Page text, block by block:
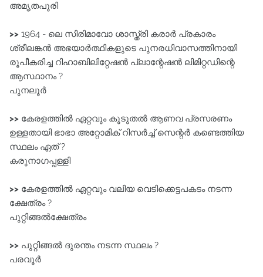
അമൃതപുരി
>> 1964 - ലെ സിരിമാവോ ശാസ്ത്രി കരാർ പ്രകാരം
ശ്രീലങ്കൻ അഭയാർത്ഥികളുടെ പുനരധിവാസത്തിനായി
രൂപീകരിച്ച റിഹാബിലിറ്റേഷൻ പ്ലാന്റേഷൻ ലിമിറ്റഡിന്റെ
ആസ്ഥാനം ?
പുനലൂർ
>> കേരളത്തിൽ ഏറ്റവും കൂടുതൽ ആണവ പ്രസരണം
ഉള്ളതായി ഭാഭാ അറ്റോമിക്‌ റിസർച്ച്‌ സെന്റർ കണ്ടെത്തിയ
സ്ഥലം ഏത് ?
കരുനാഗപ്പള്ളി
>> കേരളത്തിൽ ഏറ്റവും വലിയ വെടിക്കെട്ടപകടം നടന്ന
ക്ഷേത്രം ?
പുറ്റിങ്ങൽക്ഷേത്രം
>> പുറ്റിങ്ങൽ ദുരന്തം നടന്ന സ്ഥലം ?
പരവൂർ